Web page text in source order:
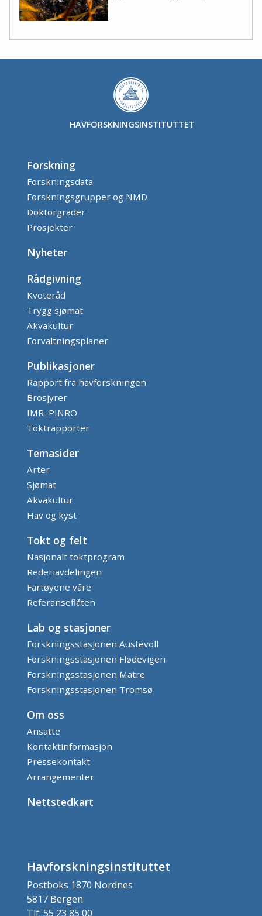
HAVFORSKNINGSINSTITUTTET
Forskning
Forskningsdata
Forskningsgrupper og NMD
Doktorgrader
Prosjekter
Nyheter
Rådgivning
Kvoteråd
Trygg sjømat
Akvakultur
Forvaltningsplaner
Publikasjoner
Rapport fra havforskningen
Brosjyrer
IMR–PINRO
Toktrapporter
Temasider
Arter
Sjømat
Akvakultur
Hav og kyst
Tokt og felt
Nasjonalt toktprogram
Rederiavdelingen
Fartøyene våre
Referanseflåten
Lab og stasjoner
Forskningsstasjonen Austevoll
Forskningsstasjonen Flødevigen
Forskningsstasjonen Matre
Forskningsstasjonen Tromsø
Om oss
Ansatte
Kontaktinformasjon
Pressekontakt
Arrangementer
Nettstedkart
Havforskningsinstituttet
Postboks 1870 Nordnes
5817 Bergen
Tlf: 55 23 85 00